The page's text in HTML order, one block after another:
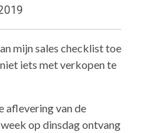
mijn sales checklist toe
iets met verkopen te
aflevering van de
op dinsdag ontvang